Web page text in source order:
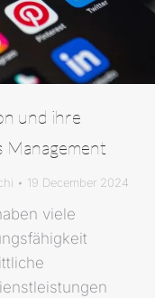
und ihre
Management
19 December 2024
viele